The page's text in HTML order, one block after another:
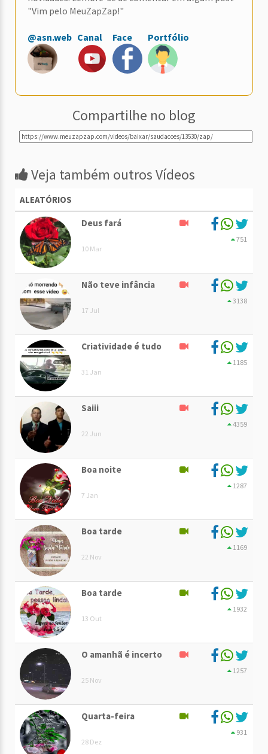
"Vim pelo MeuZapZap!"
@asn.web Canal Face Portfólio
Compartilhe no blog
Veja também outros Vídeos
ALEATÓRIOS
Deus fará
10 Mar
751
Não teve infância
17 Jul
3138
Criatividade é tudo
31 Jan
1185
Saiii
22 Jun
4359
Boa noite
7 Jan
1287
Boa tarde
22 Nov
1169
Boa tarde
13 Out
1932
O amanhã é incerto
25 Nov
1257
Quarta-feira
28 Dez
931